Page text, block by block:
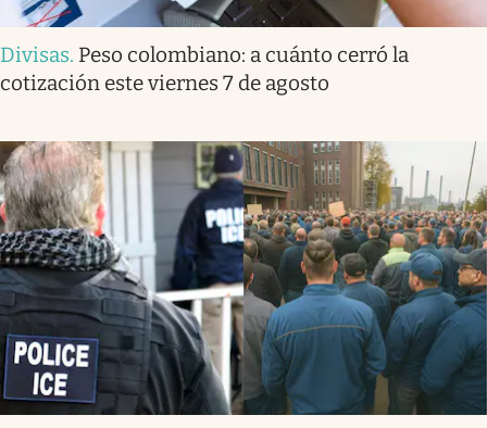
Divisas. Peso colombiano: a cuánto cerró la
cotización este viernes 7 de agosto